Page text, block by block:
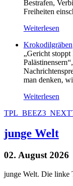
Bestrafen,
Freiheiten
Weiterlesen
Krokodilgräben
„Gericht
man denken,
Weiterlesen
junge Welt
02. August 2026
junge Welt. Die linke